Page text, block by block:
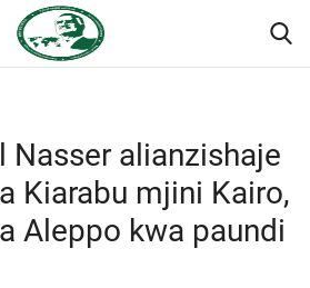
Nasser alianzishaje
Kiarabu mjini Kairo,
Aleppo kwa paundi